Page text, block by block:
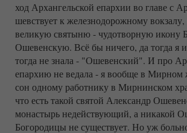
ход Архангельской епархии во главе с
шевствует к железнодорожному вокзалу,
великую святыню - чудотворную икону
Ошевенскую. Всё бы ничего, да тогда я и
тогда не знала - "Ошевенский". И про
епархию не ведала - я вообще в Мирном
сон одному работнику в Мирнинском
что есть такой святой Александр
монастырь недействующий, а никакой
Богородицы не существует. Но уж